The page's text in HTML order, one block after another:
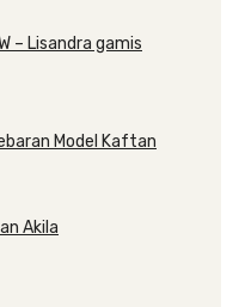
– Lisandra gamis
Model Kaftan
Akila